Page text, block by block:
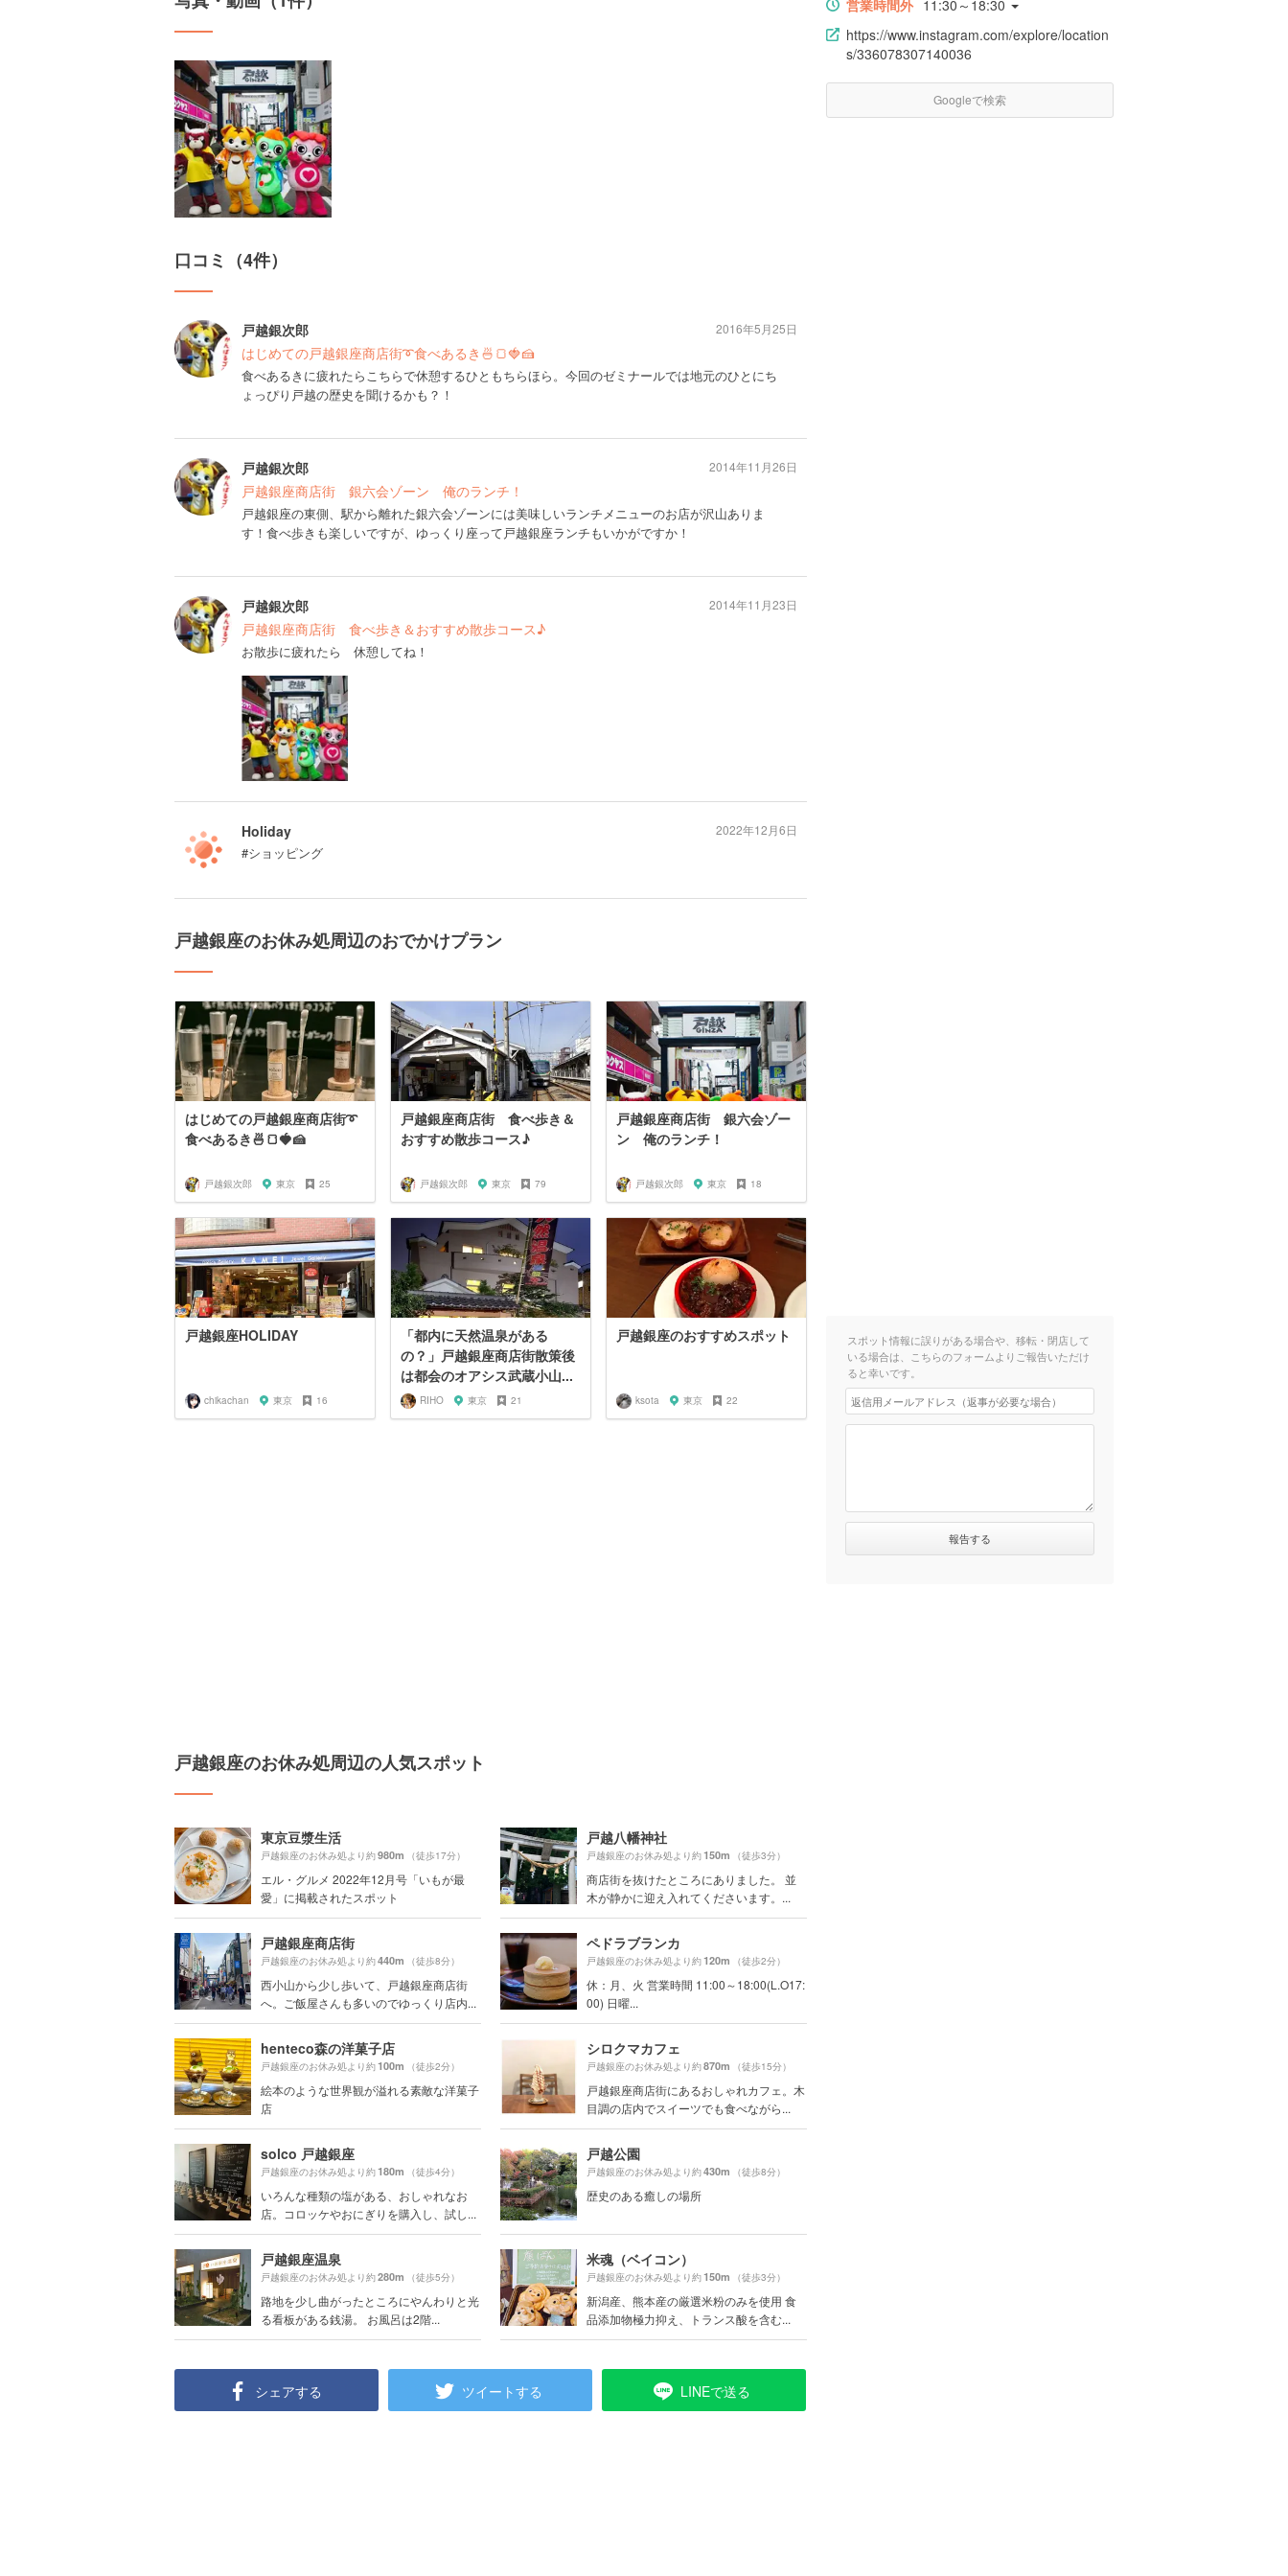
口コミ（4件）
戸越銀次郎
はじめての戸越銀座商店街➰食べあるき🍜🍞🍓🍰
食べあるきに疲れたらこちらで休憩するひともちらほら。今回のゼミナールでは地元のひとにち
ょっぴり戸越の歴史を聞けるかも？！
2016年5月25日
戸越銀次郎
戸越銀座商店街 銀六会ゾーン 俺のランチ！
戸越銀座の東側、駅から離れた銀六会ゾーンには美味しいランチメニューのお店が沢山ありま
す！食べ歩きも楽しいですが、ゆっくり座って戸越銀座ランチもいかがですか！
2014年11月26日
戸越銀次郎
戸越銀座商店街 食べ歩き＆おすすめ散歩コース♪
お散歩に疲れたら 休憩してね！
2014年11月23日
Holiday
#ショッピング
2022年12月6日
戸越銀座のお休み処周辺のおでかけプラン
はじめての戸越銀座商店街➰
食べあるき🍜🍞🍓🍰
戸越銀次郎 東京 25
戸越銀座商店街 食べ歩き＆
おすすめ散歩コース♪
戸越銀次郎 東京 79
戸越銀座商店街 銀六会ゾー
ン 俺のランチ！
戸越銀次郎 東京 18
戸越銀座HOLIDAY
chikachan 東京 16
「都内に天然温泉がある
の？」戸越銀座商店街散策後
は都会のオアシス武蔵小山...
RIHO 東京 21
戸越銀座のおすすめスポット
ksota 東京 22
戸越銀座のお休み処周辺の人気スポット
東京豆漿生活
戸越銀座のお休み処より約980m （徒歩17分）
エル・グルメ 2022年12月号「いもが最
愛」に掲載されたスポット
戸越八幡神社
戸越銀座のお休み処より約150m （徒歩3分）
商店街を抜けたところにありました。 並
木が静かに迎え入れてくださいます。...
戸越銀座商店街
戸越銀座のお休み処より約440m （徒歩8分）
西小山から少し歩いて、戸越銀座商店街
へ。ご飯屋さんも多いのでゆっくり店内...
ペドラブランカ
戸越銀座のお休み処より約120m （徒歩2分）
休：月、火 営業時間 11:00～18:00(L.O17:
00) 日曜...
henteco森の洋菓子店
戸越銀座のお休み処より約100m （徒歩2分）
絵本のような世界観が溢れる素敵な洋菓子
店
シロクマカフェ
戸越銀座のお休み処より約870m （徒歩15分）
戸越銀座商店街にあるおしゃれカフェ。木
目調の店内でスイーツでも食べながら...
solco 戸越銀座
戸越銀座のお休み処より約180m （徒歩4分）
いろんな種類の塩がある、おしゃれなお
店。コロッケやおにぎりを購入し、試し...
戸越公園
戸越銀座のお休み処より約430m （徒歩8分）
歴史のある癒しの場所
戸越銀座温泉
戸越銀座のお休み処より約280m （徒歩5分）
路地を少し曲がったところにやんわりと光
る看板がある銭湯。 お風呂は2階...
米魂（ベイコン）
戸越銀座のお休み処より約150m （徒歩3分）
新潟産、熊本産の厳選米粉のみを使用 食
品添加物極力抑え、トランス酸を含む...
シェアする ツイートする LINEで送る
営業時間外 11:30～18:30
https://www.instagram.com/explore/location
s/336078307140036
Googleで検索
スポット情報に誤りがある場合や、移転・閉店して
いる場合は、こちらのフォームよりご報告いただけ
ると幸いです。